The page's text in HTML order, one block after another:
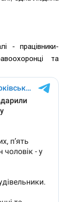
- працівники-
та